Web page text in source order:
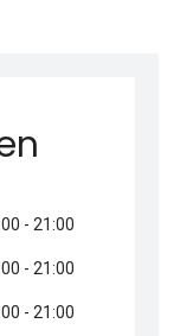
- 21:00
- 21:00
- 21:00